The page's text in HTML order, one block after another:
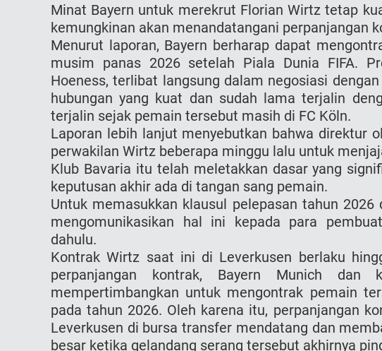
Minat Bayern untuk merekrut Florian Wirtz tetap
kemungkinan akan menandatangani perpanjangan
Menurut laporan, Bayern berharap dapat
musim panas 2026 setelah Piala Dunia FIFA.
Hoeness, terlibat langsung dalam negosiasi
hubungan yang kuat dan sudah lama terjalin
terjalin sejak pemain tersebut masih di FC Köln.
Laporan lebih lanjut menyebutkan bahwa direktur
perwakilan Wirtz beberapa minggu lalu untuk
Klub Bavaria itu telah meletakkan dasar yang
keputusan akhir ada di tangan sang pemain.
Untuk memasukkan klausul pelepasan tahun
mengomunikasikan hal ini kepada para
dahulu.
Kontrak Wirtz saat ini di Leverkusen berlaku
perpanjangan kontrak, Bayern Munich
mempertimbangkan untuk mengontrak pemain
pada tahun 2026. Oleh karena itu, perpanjangan
Leverkusen di bursa transfer mendatang dan
besar ketika gelandang serang tersebut akhirnya